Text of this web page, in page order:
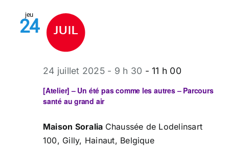
jeu
24
[Atelier] – Un été pas comme les autres – Parcours
santé au grand air
24 juillet 2025 - 9 h 30 -11 h 00
Maison Soralia Chaussée de Lodelinsart
100, Gilly, Hainaut, Belgique